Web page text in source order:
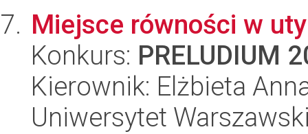
Miejsce równości w
Konkurs: PRELUDIUM
Kierownik: Elżbieta
Uniwersytet